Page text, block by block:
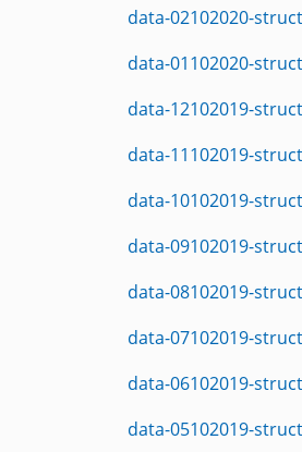
data-02102020-
data-01102020-
data-12102019-
data-11102019-
data-10102019-
data-09102019-
data-08102019-
data-07102019-
data-06102019-
data-05102019-